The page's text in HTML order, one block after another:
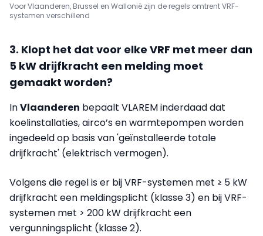
Voor Vlaanderen, Brussel en Wallonië zijn de regels omtrent VRF-
systemen verschillend
3. Klopt het dat voor elke VRF met meer dan
5 kW drijfkracht een melding moet
gemaakt worden?
InVlaanderen bepaalt VLAREM inderdaad dat
koelinstallaties, airco’s en warmtepompen worden
ingedeeld op basis van 'geïnstalleerde totale
drijfkracht' (elektrisch vermogen).
Volgens die regel is er bij VRF-systemen met ≥ 5 kW
drijfkracht een meldingsplicht (klasse 3) en bij VRF-
systemen met > 200 kW drijfkracht een
vergunningsplicht (klasse 2).